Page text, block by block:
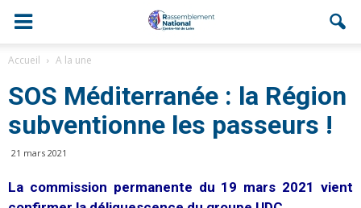
Accueil A la une
SOS Méditerranée : la Région
subventionne les passeurs !
21 mars 2021
La commission permanente du 19 mars 2021 vient